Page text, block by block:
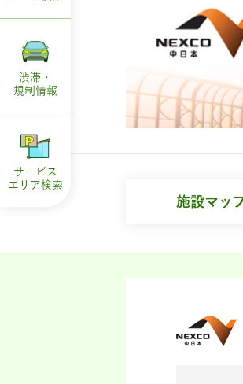
施設マッ
渋滞・
規制情報
サービス
エリア検索